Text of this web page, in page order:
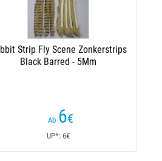
Strip Fly Scene Zonkerstrips
Black Barred - 5Mm
Ab 6€
UP*: 6€